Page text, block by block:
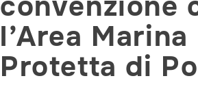
l’Area Marina
Protetta di